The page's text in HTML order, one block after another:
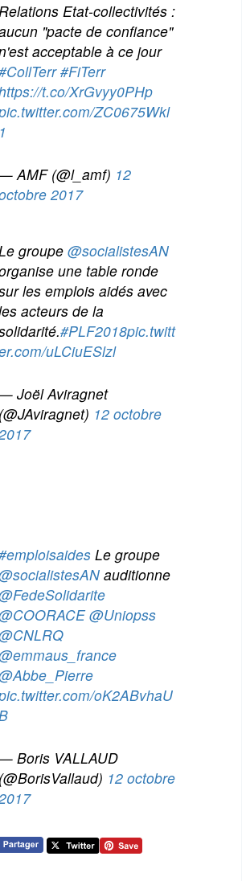
Etat-collectivités :
"pacte de confiance"
acceptable à ce jour
#FiTerr
t.co/XrGvyy0PHp
ZC0675Wkl
1
AMF (@l_amf) 12
2017
groupe@socialistesAN
une table ronde
les emplois aidés avec
acteurs de la
#PLF2018pic.twitt
uLCiuESlzl
Joël Aviragnet
(@JAviragnet) 12 octobre
Le groupe
auditionne
@Uniopss
oK2ABvhaU
Boris VALLAUD
(@BorisVallaud) 12 octobre